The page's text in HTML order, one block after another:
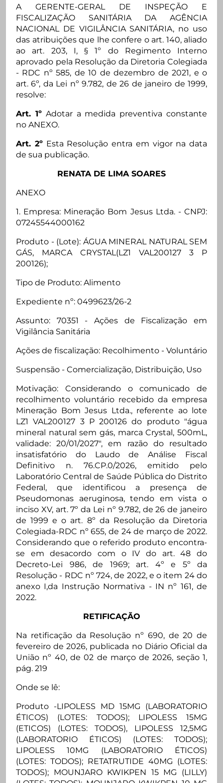
A GERENTE-GERAL DE INSPEÇÃO E
FISCALIZAÇÃO SANITÁRIA DA AGÊNCIA
NACIONAL DE VIGILÂNCIA SANITÁRIA, no uso
das atribuições que lhe confere o art. 140, aliado
ao art. 203, I, § 1º do Regimento Interno
aprovado pela Resolução da Diretoria Colegiada
- RDC nº 585, de 10 de dezembro de 2021, e o
art. 6º, da Lei nº 9.782, de 26 de janeiro de 1999,
resolve:
Art. 1ºAdotar a medida preventiva constante
no ANEXO.
Art. 2ºEsta Resolução entra em vigor na data
de sua publicação.
RENATA DE LIMA SOARES
ANEXO
1. Empresa: Mineração Bom Jesus Ltda. - CNPJ:
07245544000162
Produto - (Lote): ÁGUA MINERAL NATURAL SEM
GÁS, MARCA CRYSTAL(LZ1 VAL200127 3 P
200126);
Tipo de Produto: Alimento
Expediente nº: 0499623/26-2
Assunto: 70351 - Ações de Fiscalização em
Vigilância Sanitária
Ações de fiscalização: Recolhimento - Voluntário
Suspensão - Comercialização, Distribuição, Uso
Motivação: Considerando o comunicado de
recolhimento voluntário recebido da empresa
Mineração Bom Jesus Ltda., referente ao lote
LZ1 VAL200127 3 P 200126 do produto "água
mineral natural sem gás, marca Crystal, 500mL,
validade: 20/01/2027", em razão do resultado
insatisfatório do Laudo de Análise Fiscal
Definitivo n. 76.CP.0/2026, emitido pelo
Laboratório Central de Saúde Pública do Distrito
Federal, que identificou a presença de
Pseudomonas aeruginosa, tendo em vista o
inciso XV, art. 7º da Lei nº 9.782, de 26 de janeiro
de 1999 e o art. 8º da Resolução da Diretoria
Colegiada-RDC nº 655, de 24 de março de 2022.
Considerando que o referido produto encontra-
se em desacordo com o IV do art. 48 do
Decreto-Lei 986, de 1969; art. 4º e 5º da
Resolução - RDC nº 724, de 2022, e o item 24 do
anexo I,da Instrução Normativa - IN nº 161, de
2022.
RETIFICAÇÃO
Na retificação da Resolução nº 690, de 20 de
fevereiro de 2026, publicada no Diário Oficial da
União nº 40, de 02 de março de 2026, seção 1,
pág. 219
Onde se lê:
Produto -LIPOLESS MD 15MG (LABORATORIO
ÉTICOS) (LOTES: TODOS); LIPOLESS 15MG
(ETICOS) (LOTES: TODOS), LIPOLESS 12,5MG
(LABORATORIO ÉTICOS) (LOTES: TODOS);
LIPOLESS 10MG (LABORATORIO ÉTICOS)
(LOTES: TODOS); RETATRUTIDE 40MG (LOTES:
TODOS); MOUNJARO KWIKPEN 15 MG (LILLY)